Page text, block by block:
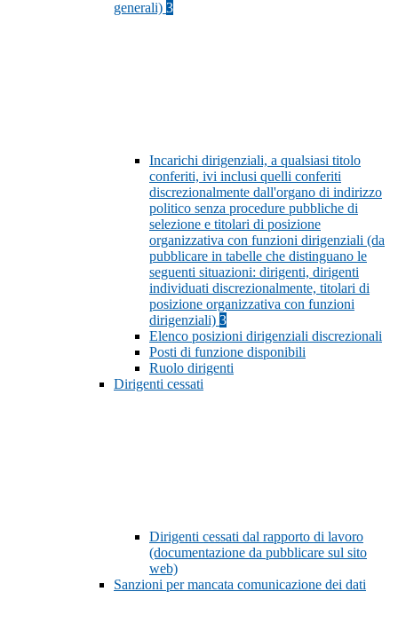
generali) 3
Incarichi dirigenziali, a qualsiasi titolo
conferiti, ivi inclusi quelli conferiti
discrezionalmente dall'organo di indirizzo
politico senza procedure pubbliche di
selezione e titolari di posizione
organizzativa con funzioni dirigenziali (da
pubblicare in tabelle che distinguano le
seguenti situazioni: dirigenti, dirigenti
individuati discrezionalmente, titolari di
posizione organizzativa con funzioni
dirigenziali) 3
Elenco posizioni dirigenziali discrezionali
Posti di funzione disponibili
Ruolo dirigenti
Dirigenti cessati
Dirigenti cessati dal rapporto di lavoro
(documentazione da pubblicare sul sito
web)
Sanzioni per mancata comunicazione dei dati